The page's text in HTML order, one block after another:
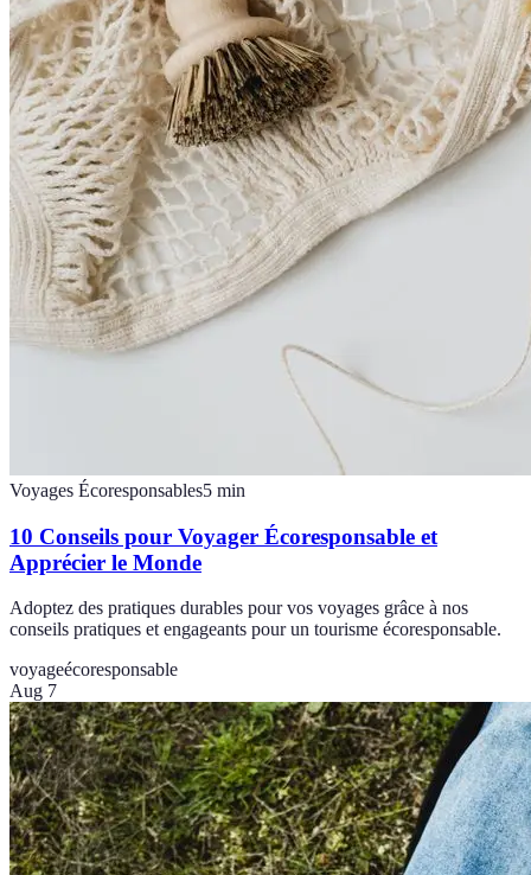
Voyages Écoresponsables5 min
10 Conseils pour Voyager Écoresponsable et
Apprécier le Monde
Adoptez des pratiques durables pour vos voyages grâce à nos
conseils pratiques et engageants pour un tourisme écoresponsable.
voyageécoresponsable
Aug 7